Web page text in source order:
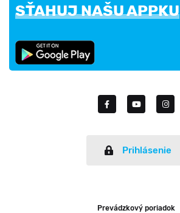
SŤAHUJ NAŠU APPKU
Prihlásenie
Prevádzkový poriadok